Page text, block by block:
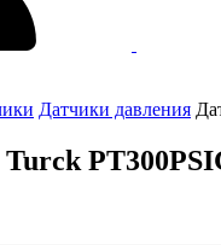
Датчики давления